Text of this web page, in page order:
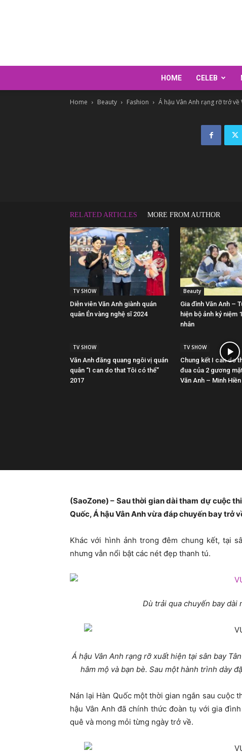
HOME CELEB
Home Beauty Fashion Á hậu Vân Anh rạng rỡ trở về
RELATED ARTICLES MORE FROM AUTHOR
TV SHOW
Diễn viên Văn Anh giành quán
quân Én vàng nghệ sĩ 2024
Beauty
Gia đình Văn Anh –
hiện bộ ảnh kỷ niệm
nhân
TV SHOW
Văn Anh đăng quang ngôi vị quán
quân “I can do that Tôi có thể”
2017
TV SHOW
Chung kết I can do
đua của 2 gương
Văn Anh – Minh Hiền
(SaoZone) – Sau thời gian dài tham dự cuộc
Quốc, Á hậu Vân Anh vừa đáp chuyến bay trở
Khác với hình ảnh trong đêm chung kết, tại
nhưng vẫn nổi bật các nét đẹp thanh tú.
Dù trải qua chuyến bay dài
Á hậu Vân Anh rạng rỡ xuất hiện tại sân bay
hâm mộ và bạn bè. Sau một hành trình dày
Nán lại Hàn Quốc một thời gian ngắn sau cuộc
hậu Vân Anh đã chính thức đoàn tụ với gia
quê và mong mỏi từng ngày trở về.